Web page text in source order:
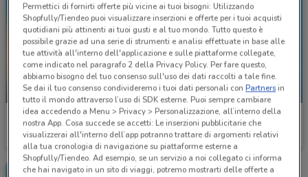
-2 GIORNI
McDonald's
Scade domenica 2.3 km
-2 GIORNI
McDonald's
Scade domenica 2.3 km
Permettici di fornirti offerte più vicine ai tuoi bisogni: Utilizzando
Shopfully/Tiendeo puoi visualizzare inserzioni e offerte per i tuoi acquisti
quotidiani più attinenti ai tuoi gusti e al tuo mondo. Tutto questo è
possibile grazie ad una serie di strumenti e analisi effettuate in base alle
tue attività all'interno dell'applicazione e sulle piattaforme collegate,
come indicato nel paragrafo 2 della Privacy Policy. Per fare questo,
abbiamo bisogno del tuo consenso sull'uso dei dati raccolti a tale fine.
Se dai il tuo consenso condivideremo i tuoi dati personali conPartnersin
tutto il mondo attraverso l’uso di SDK esterne. Puoi sempre cambiare
idea accedendo a Menu > Privacy > Personalizzazione, all’interno della
nostra App. Cosa succede se accetti: Le inserzioni pubblicitarie che
visualizzerai all'interno dell’app potranno trattare di argomenti relativi
alla tua cronologia di navigazione su piattaforme esterne a
Shopfully/Tiendeo. Ad esempio, se un servizio a noi collegato ci informa
che hai navigato in un sito di viaggi, potremo mostrarti delle offerte a